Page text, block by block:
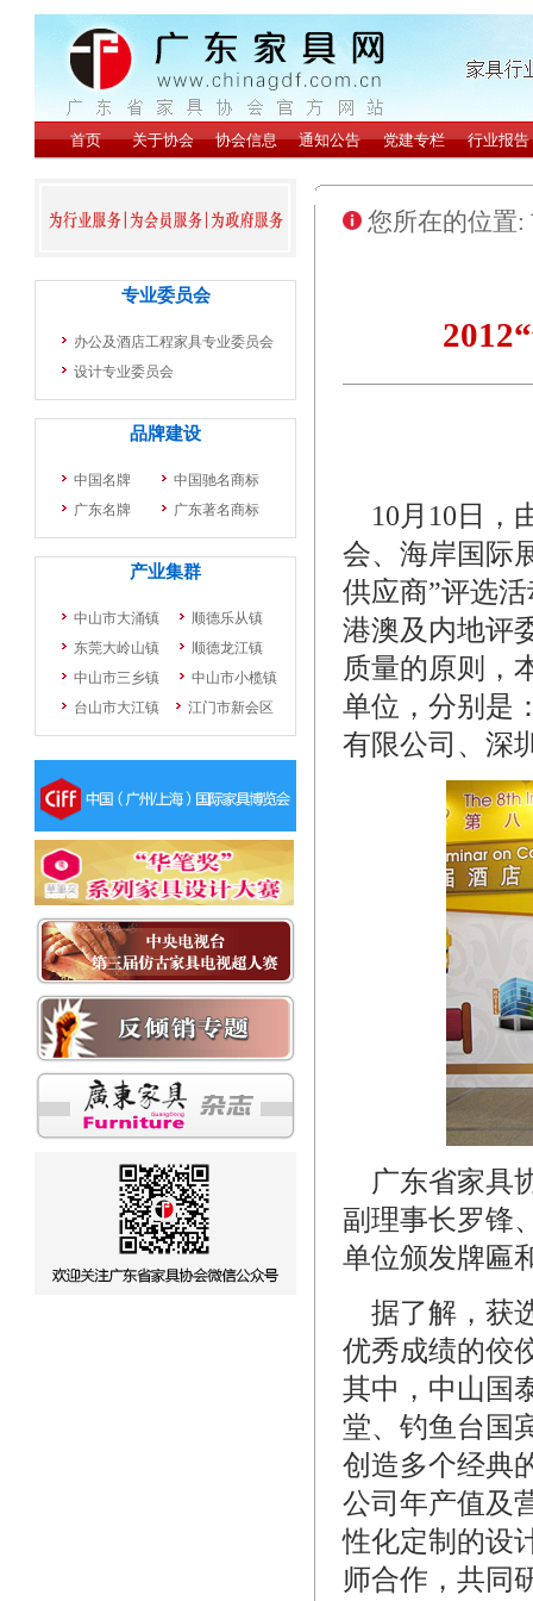
您所在的位置:
10月10日，
会、海岸国际
供应商”评选
港澳及内地评
质量的原则，
单位，分别是
有限公司、深
广东省家具
副理事长罗锋
单位颁发牌匾
据了解，获
优秀成绩的佼
其中，中山国
堂、钓鱼台国
创造多个经典
公司年产值及
性化定制的设
师合作，共同